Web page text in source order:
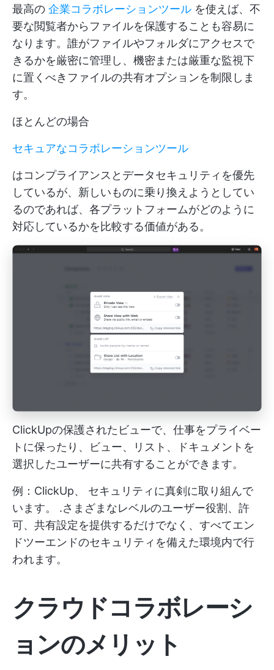
最高の 企業コラボレーションツール を使えば、不
要な閲覧者からファイルを保護することも容易に
なります。誰がファイルやフォルダにアクセスで
きるかを厳密に管理し、機密または厳重な監視下
に置くべきファイルの共有オプションを制限しま
す。
ほとんどの場合
セキュアなコラボレーションツール
はコンプライアンスとデータセキュリティを優先
しているが、新しいものに乗り換えようとしてい
るのであれば、各プラットフォームがどのように
対応しているかを比較する価値がある。
ClickUpの保護されたビューで、仕事をプライベー
トに保ったり、ビュー、リスト、ドキュメントを
選択したユーザーに共有することができます。
例：ClickUp、 セキュリティに真剣に取り組んで
います。
.さまざまなレベルのユーザー役割、許
可、共有設定を提供するだけでなく、すべてエン
ドツーエンドのセキュリティを備えた環境内で行
われます。
クラウドコラボレーシ
ョンのメリット